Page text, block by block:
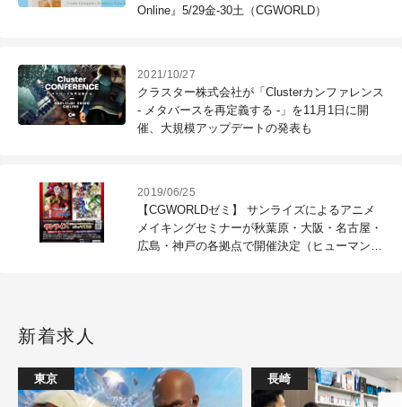
Online』5/29金-30土（CGWORLD）
2021/10/27
クラスター株式会社が「Clusterカンファレンス
- メタバースを再定義する -」を11月1日に開
催、大規模アップデートの発表も
2019/06/25
【CGWORLDゼミ】 サンライズによるアニメ
メイキングセミナーが秋葉原・大阪・名古屋・
広島・神戸の各拠点で開催決定（ヒューマンア
新着求人
東京 長崎